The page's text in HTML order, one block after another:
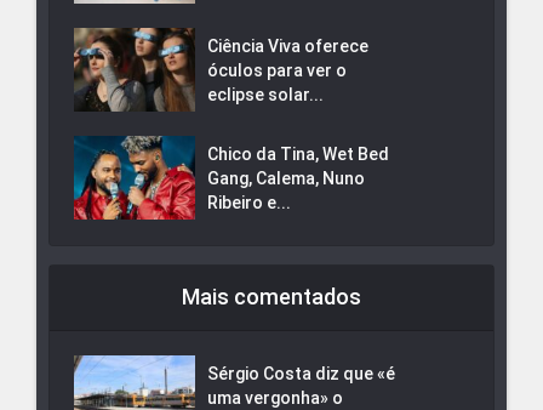
Ciência Viva oferece
óculos para ver o
eclipse solar...
Chico da Tina, Wet Bed
Gang, Calema, Nuno
Ribeiro e...
Mais comentados
Sérgio Costa diz que «é
uma vergonha» o